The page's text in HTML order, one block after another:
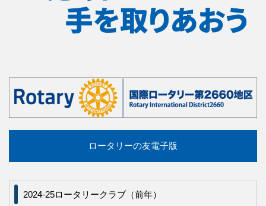
ロータリーの友電子版
2024-25ロータリークラブ（前年）